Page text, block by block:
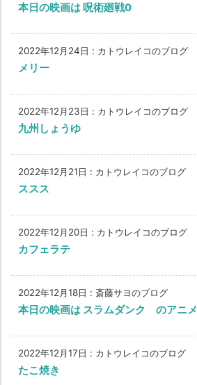
本日の映画は 呪術廻戦0
2022年12月24日 : カトウレイコのブログ
メリー
2022年12月23日 : カトウレイコのブログ
九州しょうゆ
2022年12月21日 : カトウレイコのブログ
ススス
2022年12月20日 : カトウレイコのブログ
カフェラテ
2022年12月18日 : 斎藤サヨのブログ
本日の映画は スラムダンク のアニメ
2022年12月17日 : カトウレイコのブログ
たこ焼き